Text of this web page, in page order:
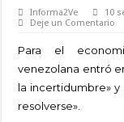
Informa2Ve 10
Deje un Comentario
Para el
venezolana entró
la incertidumbre»
resolverse».